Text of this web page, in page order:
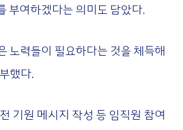
부여하겠다는 의미도 담았다.
노력들이 필요하다는 것을 체득해
했다.
기원 메시지 작성 등 임직원 참여